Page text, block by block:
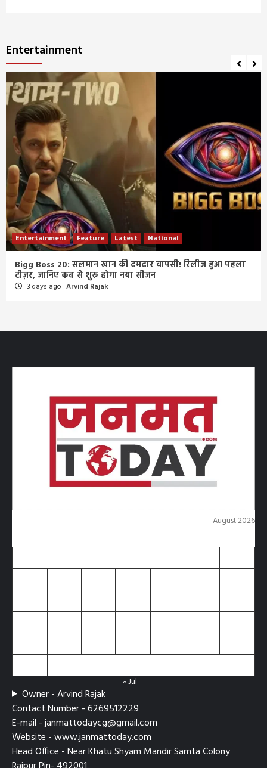
Entertainment
Entertainment Feature Latest National
Bigg Boss 20: सलमान खान की दमदार वापसी! रिलीज हुआ पहला
टीज़र, जानिए कब से शुरू होगा नया सीजन
3 days ago Arvind Rajak
August 2026
« Jul
Owner - Arvind Rajak
Contact Number - 6269512229
E-mail - janmattodaycg@gmail.com
Website - www.janmattoday.com
Head Office - Near Khatu Shyam Mandir Samta Colony